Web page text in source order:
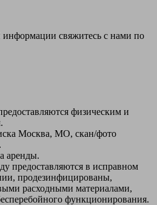
свяжитесь с нами по
физическим и
Москва, МО, скан/фото
аренды.
предоставляются в исправном
продезинфицированы,
расходными материалами,
функционирования.